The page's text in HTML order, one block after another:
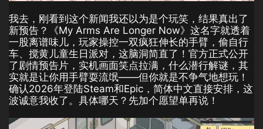
我去，刚看到这个新闻我还以为是个玩笑，结果真出了
新预告？《My Arms Are Longer Now》这名字就透着
一股离谱味儿，玩家操控一双疯狂伸长的手臂，偷自行
车、搅黄儿童生日派对，这脑洞简直了！官方正式公开
了剧情预告片，实机画面笑点拉满，什么潜行解谜，其
实就是让你用手臂耍流氓——但你就是不争气地想玩！
确认2026年登陆Steam和Epic，简体中文直接安排，这
波诚意我收了。具体哪天？先加个愿望单再说！